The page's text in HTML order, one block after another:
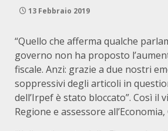
13 Febbraio 2019
“Quello che afferma qualche
governo non ha proposto
fiscale. Anzi: grazie a due nostri
soppressivi degli articoli in
dell’Irpef è stato bloccato”. Così il
Regione e assessore